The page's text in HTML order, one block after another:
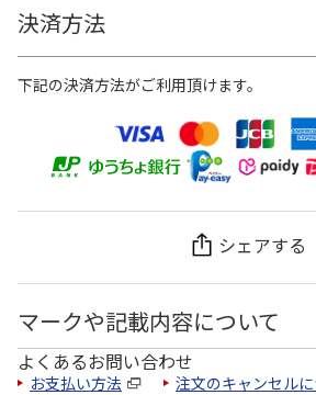
決済方法
下記の決済方法がご利用頂けます。
シェアする
マークや記載内容について
よくあるお問い合わせ
お支払い方法 注文のキャンセル